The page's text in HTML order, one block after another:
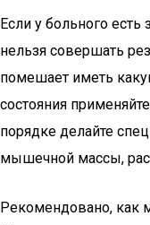
Если у больного есть
нельзя совершать
помешает иметь
состояния
порядке делайте
мышечной массы,
Рекомендовано, как